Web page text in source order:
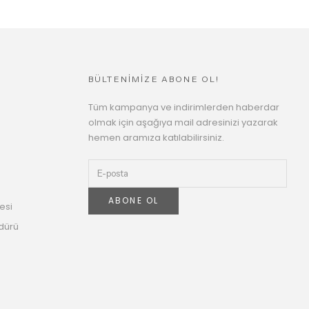
BÜLTENİMİZE ABONE OL!
Tüm kampanya ve indirimlerden haberdar
olmak için aşağıya mail adresinizi yazarak
hemen aramıza katılabilirsiniz.
ABONE OL